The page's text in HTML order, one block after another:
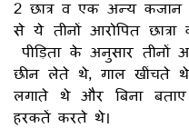
2 छात्र व एक अन्य
से ये तीनों आरोपित
पीड़िता के अनुसार तीनों
छीन लेते थे, गाल खींचते
लगाते थे और बिना बताए
हरकतें करते थे।